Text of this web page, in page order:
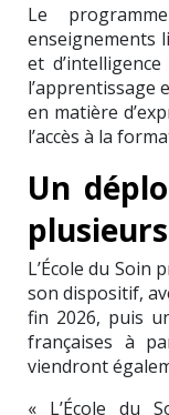
Le
enseignements
et
l’apprentissage
en matière
l’accès à la
Un
L’École du
son dispositif,
fin 2026, puis
françaises à
viendront
« L’École du